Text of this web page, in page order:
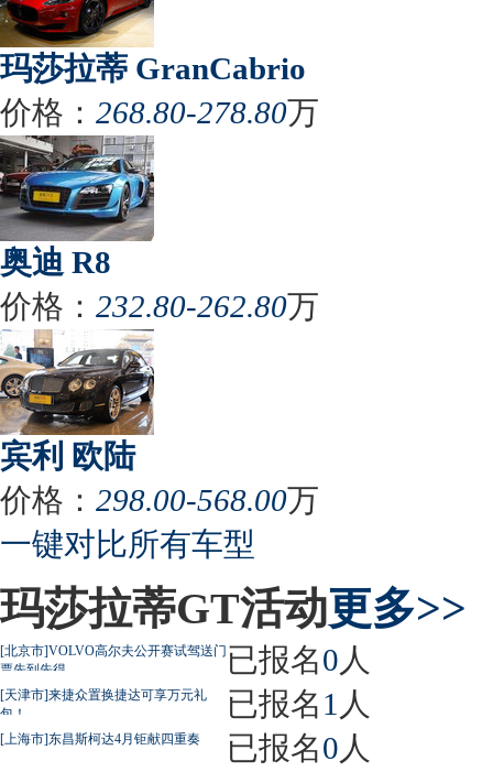
玛莎拉蒂 GranCabrio
价格： 268.80-278.80万
奥迪 R8
价格： 232.80-262.80万
宾利 欧陆
价格： 298.00-568.00万
一键对比所有车型
玛莎拉蒂GT活动更多>>
[北京市]VOLVO高尔夫公开赛试驾送门
票先到先得
已报名0 人
[天津市]来捷众置换捷达可享万元礼
包！
已报名1 人
[上海市]东昌斯柯达4月钜献四重奏 已报名0 人